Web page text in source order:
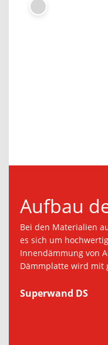
Aufbau
Bei den Materialien
es sich um
Innendämmung von
Dämmplatte wird mit
Superwand DS